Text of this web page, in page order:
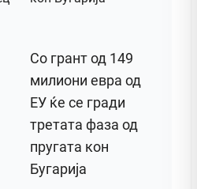
Со грант од 149
милиони евра од
ЕУ ќе се гради
третата фаза од
пругата кон
Бугарија